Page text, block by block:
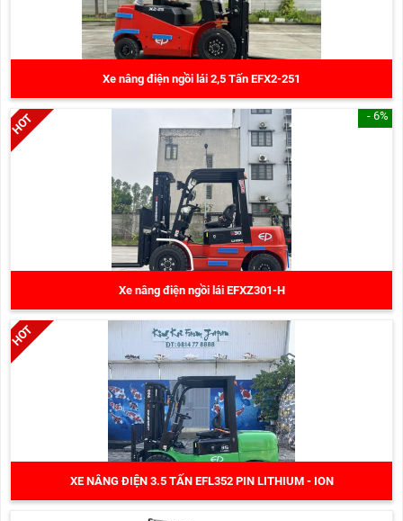
Xe nâng điện ngồi lái 2,5 Tấn EFX2-251
- 6%
Xe nâng điện ngồi lái EFXZ301-H
350.000.000 đ
XE NÂNG ĐIỆN 3.5 TẤN EFL352 PIN LITHIUM - ION